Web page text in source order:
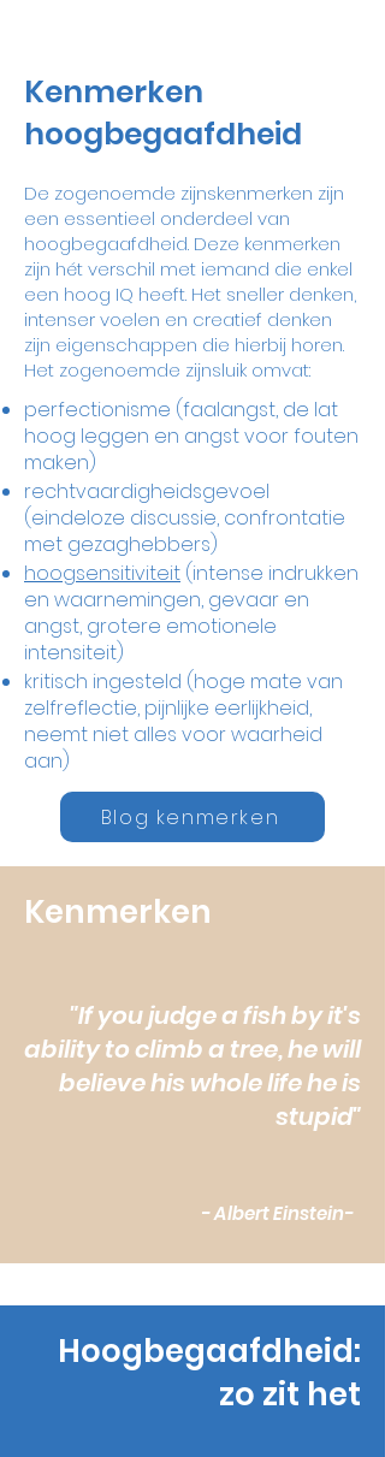
Kenmerken
hoogbegaafdheid
De zogenoemde zijnskenmerken zijn
een essentieel onderdeel van
hoogbegaafdheid. Deze kenmerken
zijn hét verschil met iemand die enkel
een hoog IQ heeft. Het sneller denken,
intenser voelen en creatief denken
zijn eigenschappen die hierbij horen.
Het zogenoemde zijnsluik omvat:
perfectionisme (faalangst, de lat
hoog leggen en angst voor fouten
maken)
rechtvaardigheidsgevoel
(eindeloze discussie, confrontatie
met gezaghebbers)
hoogsensitiviteit (intense indrukken
en waarnemingen, gevaar en
angst, grotere emotionele
intensiteit)
kritisch ingesteld (hoge mate van
zelfreflectie, pijnlijke eerlijkheid,
neemt niet alles voor waarheid
aan)
Blog kenmerken
Kenmerken
"If you judge a fish by it's
ability to climb a tree, he will
believe his whole life he is
stupid"
- Albert Einstein-
Hoogbegaafdheid:
zo zit het